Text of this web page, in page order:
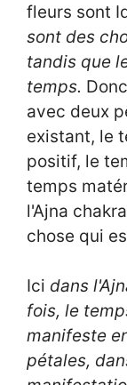
fleurs sont
sont des
tandis que
temps.
avec deux
existant, le
positif, le
temps
l'Ajna
chose qui
Ici dans
fois, le
manifeste
pétales,